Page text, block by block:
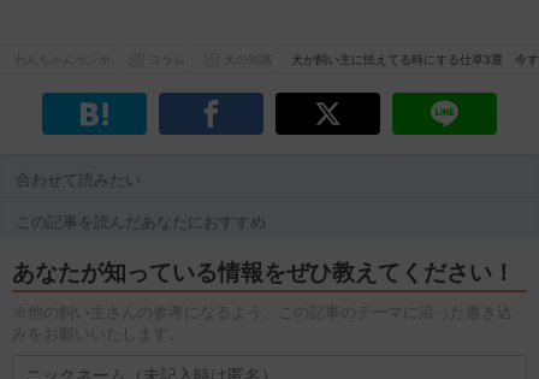
犬が飼い主に怯えてる時にする仕草3選 今
合わせて読みたい
この記事を読んだあなたにおすすめ
あなたが知っている情報をぜひ教えてください！
※他の飼い主さんの参考になるよう、この記事のテーマに沿った書き込
みをお願いいたします。